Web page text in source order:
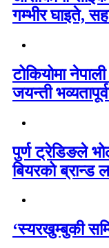
गम्भीर घाइते,
टोकियोमा
जयन्ती
पुर्ण ट्रेडिङले
बियरको ब्रान्ड
‘स्यरखुम्बुकी